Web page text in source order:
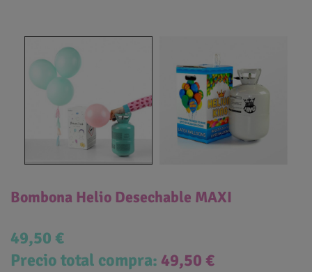
Bombona Helio Desechable MAXI
49,50 €
Precio total compra: 49,50 €